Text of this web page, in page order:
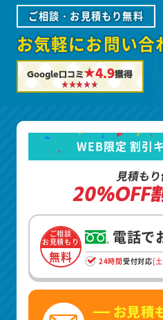
ご相談・お見積もり無料
お気軽にお問い合
Google口コミ★4.9獲得
WEB限定 割引
見積も
20%OFF
ご相談
お見積もり
無料
電話で
24時間受付対応[